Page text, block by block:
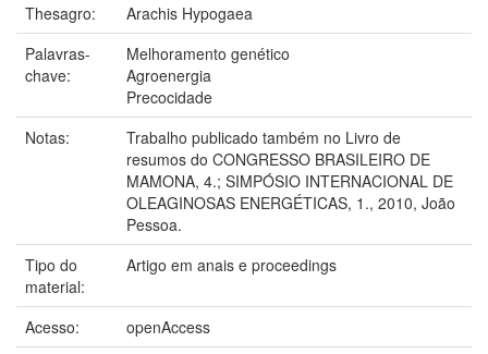
Thesagro:
Arachis Hypogaea
Palavras-
chave:
Melhoramento genético
Agroenergia
Precocidade
Notas:
Trabalho publicado também no Livro de
resumos do CONGRESSO BRASILEIRO DE
MAMONA, 4.; SIMPÓSIO INTERNACIONAL DE
OLEAGINOSAS ENERGÉTICAS, 1., 2010, João
Pessoa.
Tipo do
material:
Artigo em anais e proceedings
Acesso:
openAccess